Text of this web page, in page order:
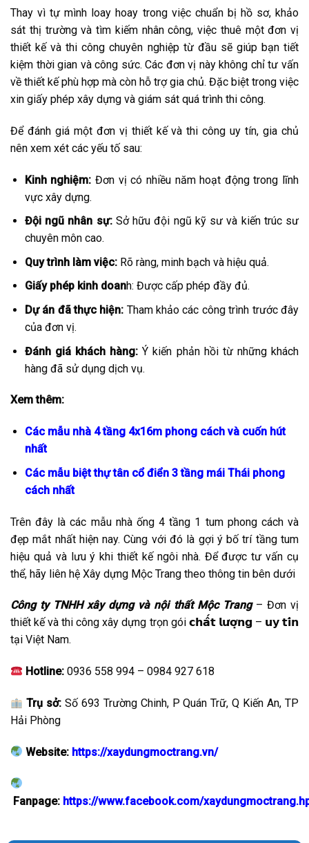
Thay vì tự mình loay hoay trong việc chuẩn bị hồ sơ, khảo
sát thị trường và tìm kiếm nhân công, việc thuê một đơn vị
thiết kế và thi công chuyên nghiệp từ đầu sẽ giúp bạn tiết
kiệm thời gian và công sức. Các đơn vị này không chỉ tư vấn
về thiết kế phù hợp mà còn hỗ trợ gia chủ. Đặc biệt trong việc
xin giấy phép xây dựng và giám sát quá trình thi công.
Để đánh giá một đơn vị thiết kế và thi công uy tín, gia chủ
nên xem xét các yếu tố sau:
Kinh nghiệm: Đơn vị có nhiều năm hoạt động trong lĩnh
vực xây dựng.
Đội ngũ nhân sự:Sở hữu đội ngũ kỹ sư và kiến trúc sư
chuyên môn cao.
Quy trình làm việc:Rõ ràng, minh bạch và hiệu quả.
Giấy phép kinh doanh: Được cấp phép đầy đủ.
Dự án đã thực hiện: Tham khảo các công trình trước đây
của đơn vị.
Đánh giá khách hàng: Ý kiến phản hồi từ những khách
hàng đã sử dụng dịch vụ.
Xem thêm:
Các mẫu nhà 4 tầng 4x16m phong cách và cuốn hút
nhất
Các mẫu biệt thự tân cổ điển 3 tầng mái Thái phong
cách nhất
Trên đây là các mẫu nhà ống 4 tầng 1 tum phong cách và
đẹp mắt nhất hiện nay. Cùng với đó là gợi ý bố trí tầng tum
hiệu quả và lưu ý khi thiết kế ngôi nhà. Để được tư vấn cụ
thể, hãy liên hệ Xây dựng Mộc Trang theo thông tin bên dưới
Công ty TNHH xây dựng và nội thất Mộc Trang– Đơn vị
thiết kế và thi công xây dựng trọn gói 𝗰𝗵𝗮̂́𝘁 𝗹𝘂̛𝗼̛̣𝗻𝗴 – 𝘂𝘆 𝘁𝗶́𝗻
tại Việt Nam.
Hotline: 0936 558 994 – 0984 927 618
Trụ sở: Số 693 Trường Chinh, P Quán Trữ, Q Kiến An, TP
Hải Phòng
Website: https://xaydungmoctrang.vn/
Fanpage: https://www.facebook.com/